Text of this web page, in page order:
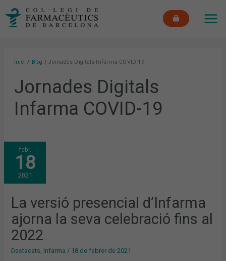
Inici Blog Jornades Digitals Infarma COVID-19
Jornades Digitals
Infarma COVID-19
febr.
18
2021
La versió presencial d’Infarma
ajorna la seva celebració fins al
2022
Destacats Infarma / 18 de febrer de 2021
LA
VERSIÓ
PRESENCIAL
D’INFARMA
AJORNA
LA
SEVA
AL
2022